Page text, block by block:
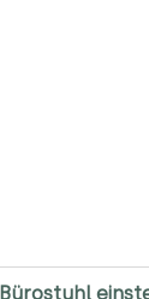
Bürostuhl